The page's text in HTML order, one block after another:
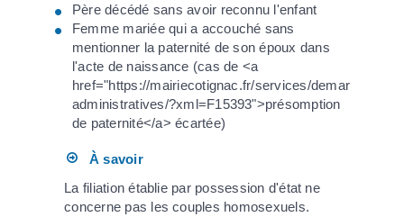
Père décédé sans avoir reconnu l'enfant
Femme mariée qui a accouché sans
mentionner la paternité de son époux dans
l'acte de naissance (cas de <a
href="https://mairiecotignac.fr/services/demarches-
administratives/?xml=F15393">présomption
de paternité</a> écartée)
À savoir
La filiation établie par possession d'état ne
concerne pas les couples homosexuels.